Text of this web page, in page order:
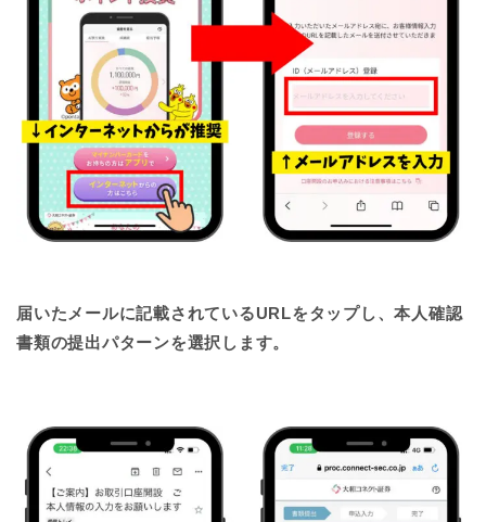
届いたメールに記載されているURLをタップし、本人確認
書類の提出パターンを選択します。